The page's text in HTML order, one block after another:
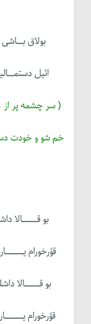
بولاق
ائیل
( سر چشمه پر از
خم شو و خودت
بو قـــــالا
قؤرخورام
بو قـــــالا
قؤرخورام